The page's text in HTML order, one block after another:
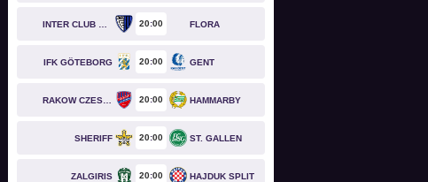
20 00 FLORA
IFK GÖTEBORG 20 00 GENT
20 00 HAMMARBY
SHERIFF 20 00 ST. GALLEN
ZALGIRIS 20 00 HAJDUK SPLIT